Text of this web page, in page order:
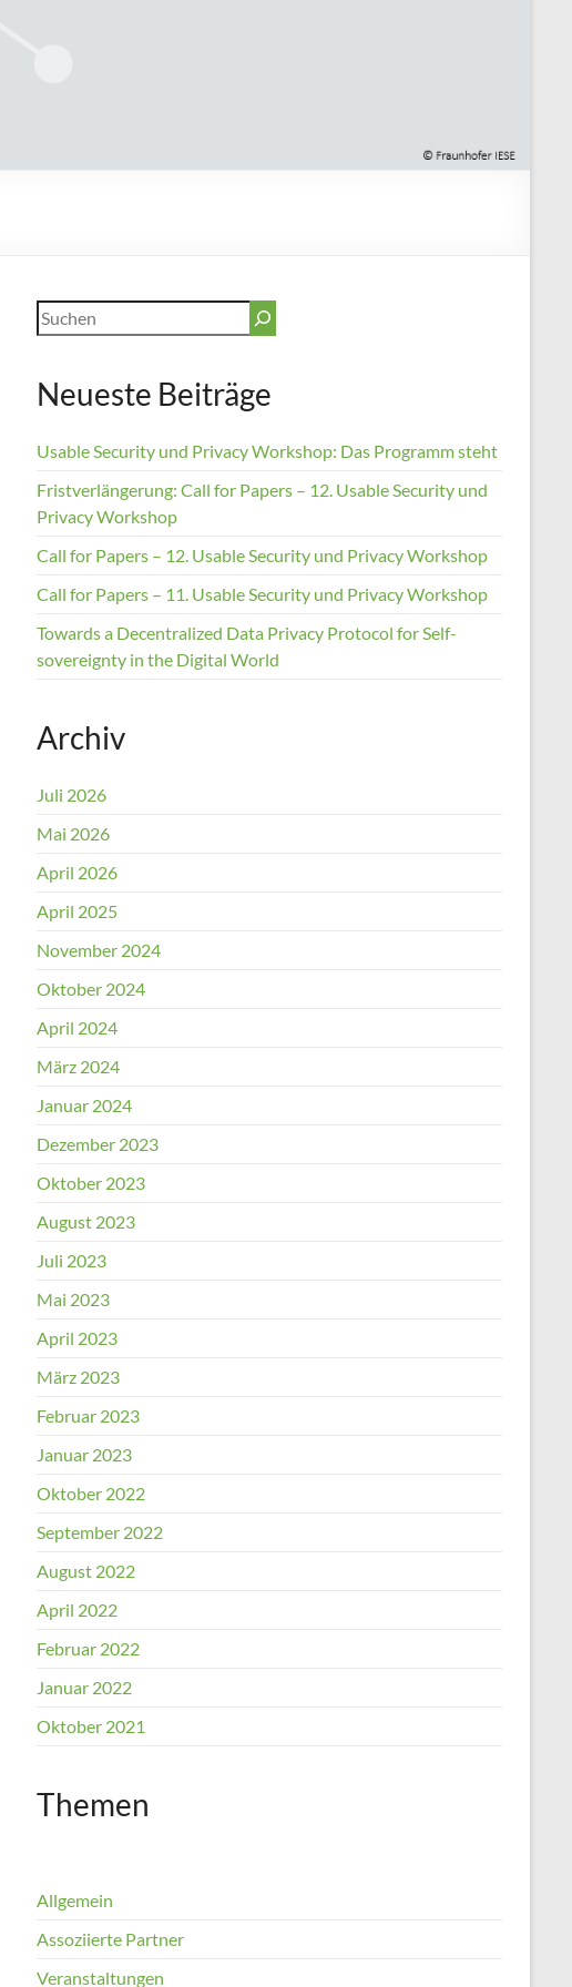
Suchen
Neueste Beiträge
Usable Security und Privacy Workshop: Das Programm steht
Fristverlängerung: Call for Papers – 12. Usable Security und
Privacy Workshop
Call for Papers – 12. Usable Security und Privacy Workshop
Call for Papers – 11. Usable Security und Privacy Workshop
Towards a Decentralized Data Privacy Protocol for Self-
sovereignty in the Digital World
Archiv
Juli 2026
Mai 2026
April 2026
April 2025
November 2024
Oktober 2024
April 2024
März 2024
Januar 2024
Dezember 2023
Oktober 2023
August 2023
Juli 2023
Mai 2023
April 2023
März 2023
Februar 2023
Januar 2023
Oktober 2022
September 2022
August 2022
April 2022
Februar 2022
Januar 2022
Oktober 2021
Themen
Allgemein
Assoziierte Partner
Veranstaltungen